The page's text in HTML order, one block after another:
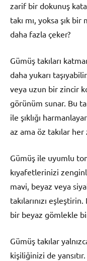
zarif bir dokunuş
takı mı, yoksa şık
daha fazla çeker?
Gümüş takıları
daha yukarı
veya uzun bir zincir
görünüm sunar. Bu
ile şıklığı
az ama öz takılar her
Gümüş ile uyumlu
kıyafetlerinizi
mavi, beyaz veya
takılarınızı
bir beyaz gömlekle
Gümüş takılar
kişiliğinizi de